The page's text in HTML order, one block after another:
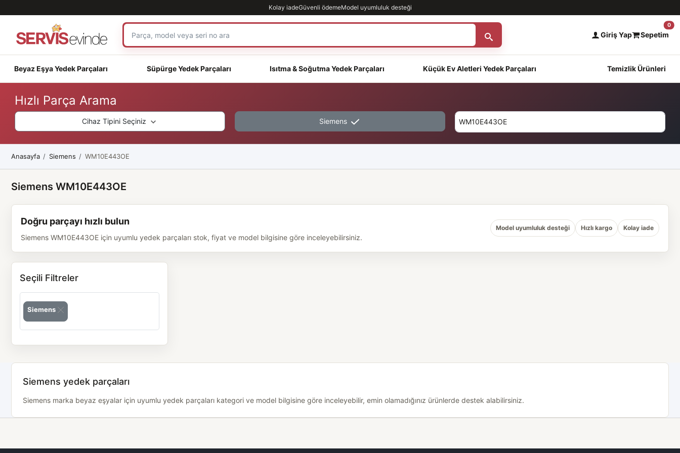
Kolay iadeGüvenli ödemeModel uyumluluk desteği
Giriş Yap Sepetim
0
Beyaz Eşya Yedek Parçaları Süpürge Yedek Parçaları Isıtma & Soğutma Yedek Parçaları Küçük Ev Aletleri Yedek Parçaları Temizlik Ürünleri
Hızlı Parça Arama
Cihaz Tipini Seçiniz Siemens
Anasayfa Siemens WM10E443OE
Siemens WM10E443OE
Doğru parçayı hızlı bulun
Siemens WM10E443OE için uyumlu yedek parçaları stok, fiyat ve model bilgisine göre inceleyebilirsiniz.
Model uyumluluk desteği Hızlı kargo Kolay iade
Seçili Filtreler
Siemens
Siemens yedek parçaları
Siemens marka beyaz eşyalar için uyumlu yedek parçaları kategori ve model bilgisine göre inceleyebilir, emin olamadığınız ürünlerde destek alabilirsiniz.